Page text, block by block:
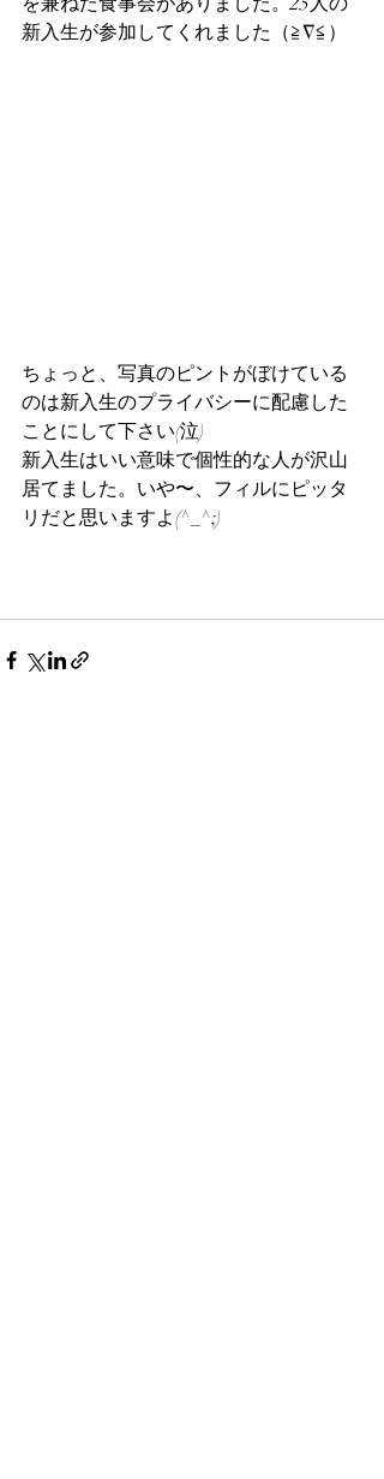
新入生が参加してくれました（≧∇≦）
ちょっと、写真のピントがぼけている
のは新入生のプライバシーに配慮した
ことにして下さい(泣)
新入生はいい意味で個性的な人が沢山
居てました。いや〜、フィルにピッタ
リだと思いますよ(^_^;)